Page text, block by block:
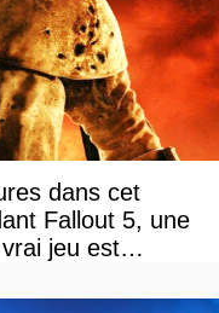
dans cet
Fallout 5, une
jeu est